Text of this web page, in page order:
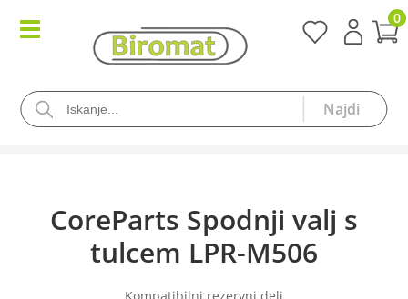
0
CoreParts Spodnji valj s
tulcem LPR-M506